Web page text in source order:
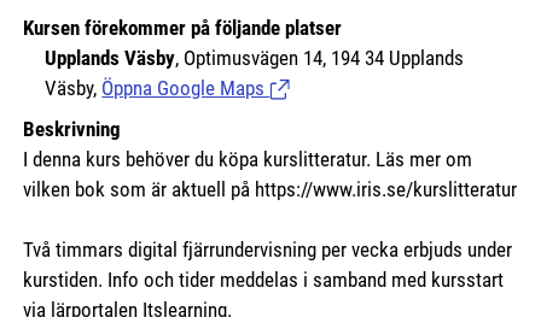
Kursen förekommer på följande platser
Upplands Väsby, Optimusvägen 14, 194 34 Upplands
Väsby, Öppna Google Maps (Länk till extern sida.)
Beskrivning
I denna kurs behöver du köpa kurslitteratur. Läs mer om
vilken bok som är aktuell på https://www.iris.se/kurslitteratur
Två timmars digital fjärrundervisning per vecka erbjuds under
kurstiden. Info och tider meddelas i samband med kursstart
via lärportalen Itslearning.